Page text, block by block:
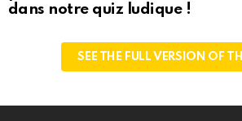
dans notre quiz ludique !
SEE THE FULL VERSION OF